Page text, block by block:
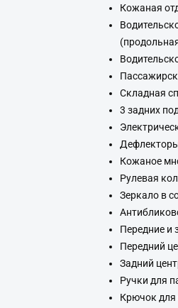
Кожаная
Складная
3 задних
Кожаное
Рулевая
Зеркало в
Передние и
Передний
Задний
Ручки для
Крючок